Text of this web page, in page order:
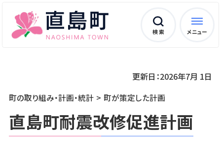
検 索 メニュー
町の取り組み・計画・統計 町が策定した計画
更新日：2026年7月 1日
直島町耐震改修促進計画